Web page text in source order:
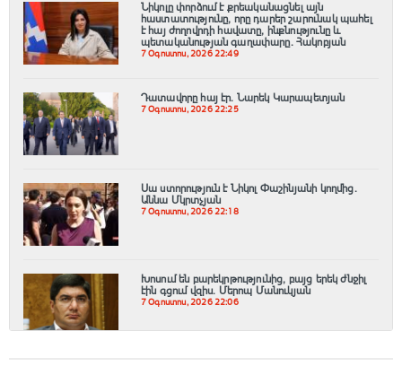
Նիկոլը փորձում է քրեականացնել այն
հաստատությունը, որը դարեր շարունակ պահել
է հայ ժողովրդի հավատը, ինքնությունը և
պետականության գաղափարը. Հակոբյան
7 Օգոստոս, 2026 22:49
Դատավորը հայ էր․ Նարեկ Կարապետյան
7 Օգոստոս, 2026 22:25
Սա ստորություն է Նիկոլ Փաշինյանի կողմից․
Աննա Մկրտչյան
7 Օգոստոս, 2026 22:18
Խոսում են բարեկրթությունից, բայց երեկ ժնջիլ
էին գցում վզիս. Մերոպ Մանուկյան
7 Օգոստոս, 2026 22:06